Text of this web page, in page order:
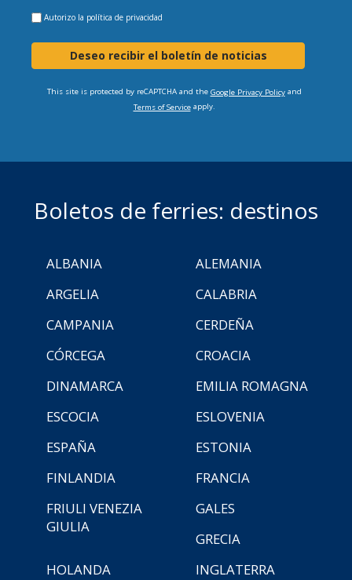
Autorizo la política de privacidad
Deseo recibir el boletín de noticias
This site is protected by reCAPTCHA and the Google Privacy Policyand
Terms of Serviceapply.
Boletos de ferries: destinos
ALBANIA
ALEMANIA
ARGELIA
CALABRIA
CAMPANIA
CERDEÑA
CÓRCEGA
CROACIA
DINAMARCA
EMILIA ROMAGNA
ESCOCIA
ESLOVENIA
ESPAÑA
ESTONIA
FINLANDIA
FRANCIA
FRIULI VENEZIA
GIULIA
GALES
GRECIA
HOLANDA
INGLATERRA